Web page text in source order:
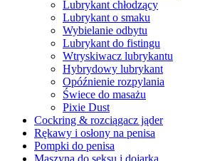
Lubrykant chłodzący
Lubrykant o smaku
Wybielanie odbytu
Lubrykant do fistingu
Wtryskiwacz lubrykantu
Hybrydowy lubrykant
Opóźnienie rozpylania
Świece do masażu
Pixie Dust
Cockring & rozciągacz jąder
Rękawy i osłony na penisa
Pompki do penisa